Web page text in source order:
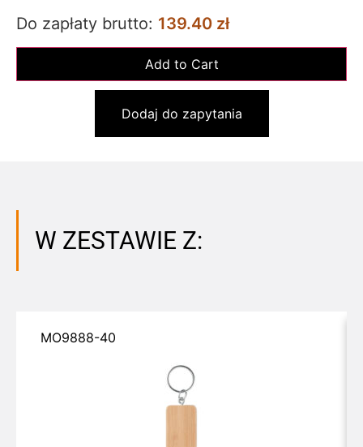
Do zapłaty brutto: 139.40 zł
Dodaj do zapytania
W ZESTAWIE Z:
MO9888-40